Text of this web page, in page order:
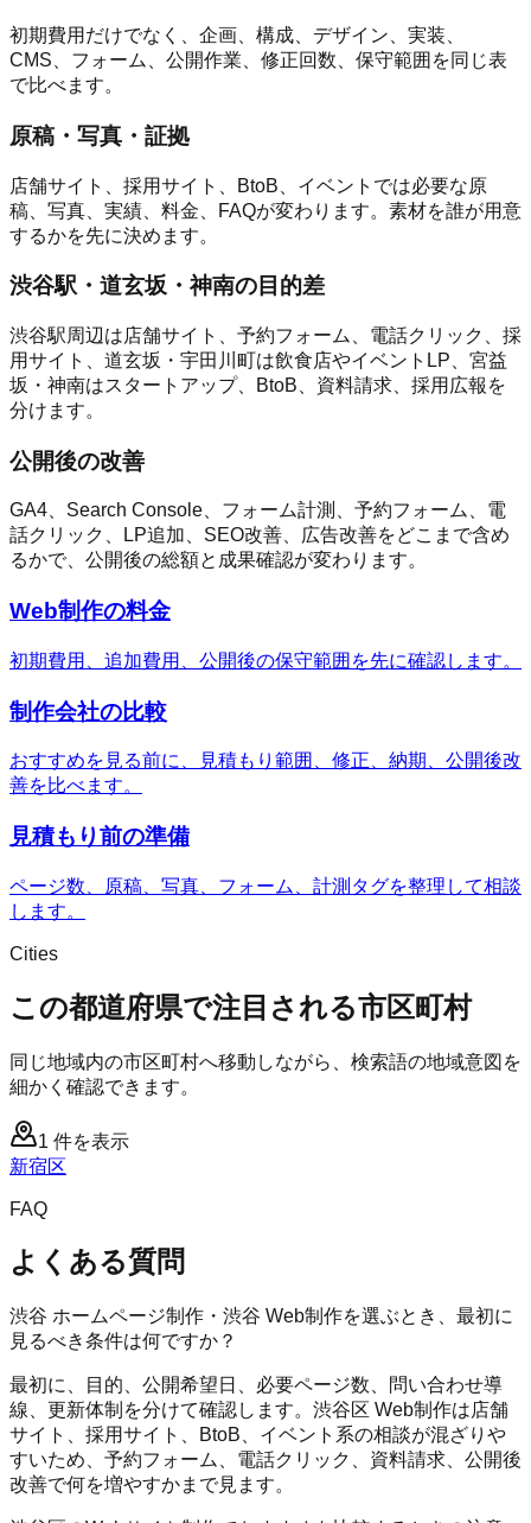
初期費用だけでなく、企画、構成、デザイン、実装、
CMS、フォーム、公開作業、修正回数、保守範囲を同じ表
で比べます。
原稿・写真・証拠
店舗サイト、採用サイト、BtoB、イベントでは必要な原
稿、写真、実績、料金、FAQが変わります。素材を誰が用意
するかを先に決めます。
渋谷駅・道玄坂・神南の目的差
渋谷駅周辺は店舗サイト、予約フォーム、電話クリック、採
用サイト、道玄坂・宇田川町は飲食店やイベントLP、宮益
坂・神南はスタートアップ、BtoB、資料請求、採用広報を
分けます。
公開後の改善
GA4、Search Console、フォーム計測、予約フォーム、電
話クリック、LP追加、SEO改善、広告改善をどこまで含め
るかで、公開後の総額と成果確認が変わります。
Web制作の料金
初期費用、追加費用、公開後の保守範囲を先に確認します。
制作会社の比較
おすすめを見る前に、見積もり範囲、修正、納期、公開後改
善を比べます。
見積もり前の準備
ページ数、原稿、写真、フォーム、計測タグを整理して相談
します。
Cities
この都道府県で注目される市区町村
同じ地域内の市区町村へ移動しながら、検索語の地域意図を
細かく確認できます。
1 件を表示
新宿区
FAQ
よくある質問
渋谷 ホームページ制作・渋谷 Web制作を選ぶとき、最初に
見るべき条件は何ですか？
最初に、目的、公開希望日、必要ページ数、問い合わせ導
線、更新体制を分けて確認します。渋谷区 Web制作は店舗
サイト、採用サイト、BtoB、イベント系の相談が混ざりや
すいため、予約フォーム、電話クリック、資料請求、公開後
改善で何を増やすかまで見ます。